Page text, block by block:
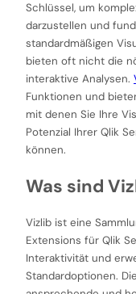
Schlüssel, um
darzustellen und
standardmäßigen
bieten oft nicht die
interaktive Analysen.
Funktionen und
mit denen Sie Ihre
Potenzial Ihrer Qlik
können.
Was sind
Vizlib ist eine
Extensions für Qlik
Interaktivität und
Standardoptionen.